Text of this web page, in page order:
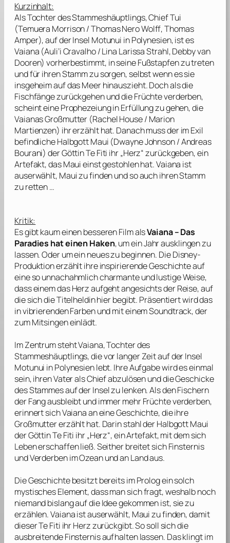
Kurzinhalt:
Als Tochter des Stammeshäuptlings, Chief Tui
(Temuera Morrison/Thomas Nero Wolff,Thomas
Amper), auf der Insel Motunui in Polynesien, ist es
Vaiana (Auli’i Cravalho/Lina Larissa Strahl,Debby van
Dooren) vorherbestimmt, in seine Fußstapfen zu treten
und für ihren Stamm zu sorgen, selbst wenn es sie
insgeheim auf das Meer hinauszieht. Doch als die
Fischfänge zurückgehen und die Früchte verderben,
scheint eine Prophezeiung in Erfüllung zu gehen, die
Vaianas Großmutter (Rachel House/ Marion
Martienzen) ihr erzählt hat. Danach muss der im Exil
befindliche Halbgott Maui (Dwayne Johnson/Andreas
Bourani) der Göttin Te Fiti ihr „Herz“ zurückgeben, ein
Artefakt, das Maui einst gestohlen hat. Vaiana ist
auserwählt, Maui zu finden und so auch ihren Stamm
zu retten …
Kritik:
Es gibt kaum einen besseren Film alsVaiana – Das
Paradies hat einen Haken, um ein Jahr ausklingen zu
lassen. Oder um ein neues zu beginnen. DieDisney-
Produktion erzählt ihre inspirierende Geschichte auf
eine so unnachahmlich charmante und lustige Weise,
dass einem das Herz aufgeht angesichts der Reise, auf
die sich die Titelheldin hier begibt. Präsentiert wird das
in vibrierenden Farben und mit einem Soundtrack, der
zum Mitsingen einlädt.
Im Zentrum steht Vaiana, Tochter des
Stammeshäuptlings, die vor langer Zeit auf der Insel
Motunui in Polynesien lebt. Ihre Aufgabe wird es einmal
sein, ihren Vater als Chief abzulösen und die Geschicke
des Stammes auf der Insel zu lenken. Als den Fischern
der Fang ausbleibt und immer mehr Früchte verderben,
erinnert sich Vaiana an eine Geschichte, die ihre
Großmutter erzählt hat. Darin stahl der Halbgott Maui
der Göttin Te Fiti ihr „Herz“, ein Artefakt, mit dem sich
Leben erschaffen ließ. Seither breitet sich Finsternis
und Verderben im Ozean und an Land aus.
Die Geschichte besitzt bereits im Prolog ein solch
mystisches Element, dass man sich fragt, weshalb noch
niemand bislang auf die Idee gekommen ist, sie zu
erzählen. Vaiana ist auserwählt, Maui zu finden, damit
dieser Te Fiti ihr Herz zurückgibt. So soll sich die
ausbreitende Finsternis aufhalten lassen. Das klingt im